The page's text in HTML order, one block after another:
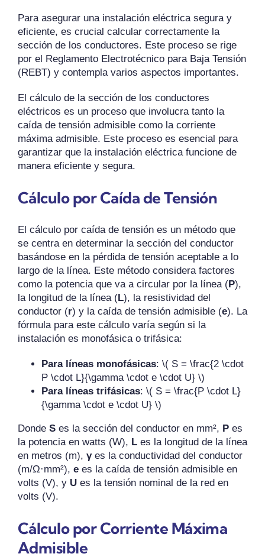
Para asegurar una instalación eléctrica segura y
eficiente, es crucial calcular correctamente la
sección de los conductores. Este proceso se rige
por el Reglamento Electrotécnico para Baja Tensión
(REBT) y contempla varios aspectos importantes.
El cálculo de la sección de los conductores
eléctricos es un proceso que involucra tanto la
caída de tensión admisible como la corriente
máxima admisible. Este proceso es esencial para
garantizar que la instalación eléctrica funcione de
manera eficiente y segura.
Cálculo por Caída de Tensión
El cálculo por caída de tensión es un método que
se centra en determinar la sección del conductor
basándose en la pérdida de tensión aceptable a lo
largo de la línea. Este método considera factores
como la potencia que va a circular por la línea (P),
la longitud de la línea (L), la resistividad del
conductor (r) y la caída de tensión admisible (e). La
fórmula para este cálculo varía según si la
instalación es monofásica o trifásica:
Para líneas monofásicas: \( S = \frac{2 \cdot
P \cdot L}{\gamma \cdot e \cdot U} \)
Para líneas trifásicas: \( S = \frac{P \cdot L}
{\gamma \cdot e \cdot U} \)
Donde Ses la sección del conductor en mm², Pes
la potencia en watts (W), Les la longitud de la línea
en metros (m), γes la conductividad del conductor
(m/Ω·mm²), ees la caída de tensión admisible en
volts (V), y Ues la tensión nominal de la red en
volts (V).
Cálculo por Corriente Máxima
Admisible